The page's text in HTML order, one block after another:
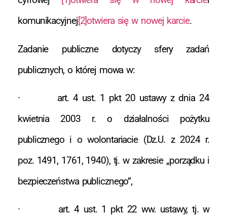
komunikacyjnej[2]otwiera się w nowej karcie.
Zadanie publiczne dotyczy sfery zadań
publicznych, o której mowa w:
· art. 4 ust. 1 pkt 20 ustawy z dnia 24
kwietnia 2003 r. o działalności pożytku
publicznego i o wolontariacie (Dz.U. z 2024 r.
poz. 1491, 1761, 1940), tj. w zakresie „porządku i
bezpieczeństwa publicznego”,
· art. 4 ust. 1 pkt 22 ww. ustawy, tj. w